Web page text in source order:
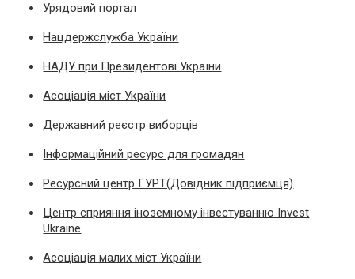
Урядовий портал
Нацдержслужба України
НАДУ при Президентові України
Асоціація міст України
Державний реєстр виборців
Інформаційний ресурс для громадян
Ресурсний центр ГУРТ(Довідник підприємця)
Центр сприяння іноземному інвестуванню Invest
Ukraine
Асоціація малих міст України